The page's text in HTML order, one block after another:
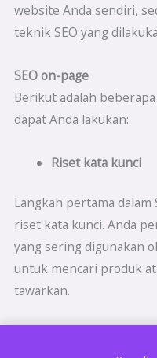
website Anda sendiri,
teknik SEO yang
SEO on-page
Berikut adalah
dapat Anda lakukan:
Riset kata kunci
Langkah pertama dalam
riset kata kunci. Anda
yang sering digunakan
untuk mencari produk
tawarkan.
Optimisasi judul